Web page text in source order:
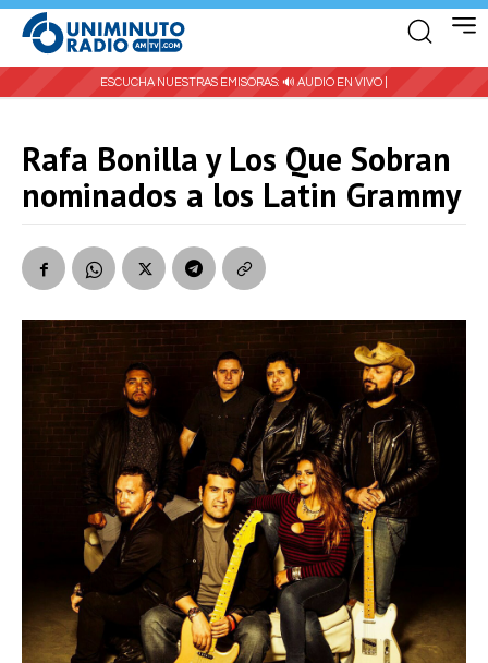
ESCUCHA NUESTRAS EMISORAS: 🔊 AUDIO EN VIVO |
Rafa Bonilla y Los Que Sobran
nominados a los Latin Grammy